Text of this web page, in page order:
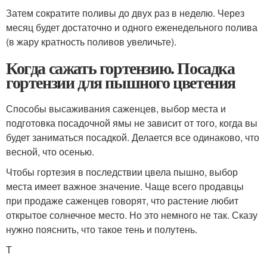
Затем сократите поливы до двух раз в неделю. Через
месяц будет достаточно и одного еженедельного полива
(в жару кратность поливов увеличьте).
Когда сажать гортензию. Посадка
гортензии для пышного цветения
Способы высаживания саженцев, выбор места и
подготовка посадочной ямы не зависит от того, когда вы
будет заниматься посадкой. Делается все одинаково, что
весной, что осенью.
Чтобы гортезия в последствии цвела пышно, выбор
места имеет важное значение. Чаще всего продавцы
при продаже саженцев говорят, что растение любит
открытое солнечное место. Но это немного не так. Сказу
нужно пояснить, что такое тень и полутень.
Т